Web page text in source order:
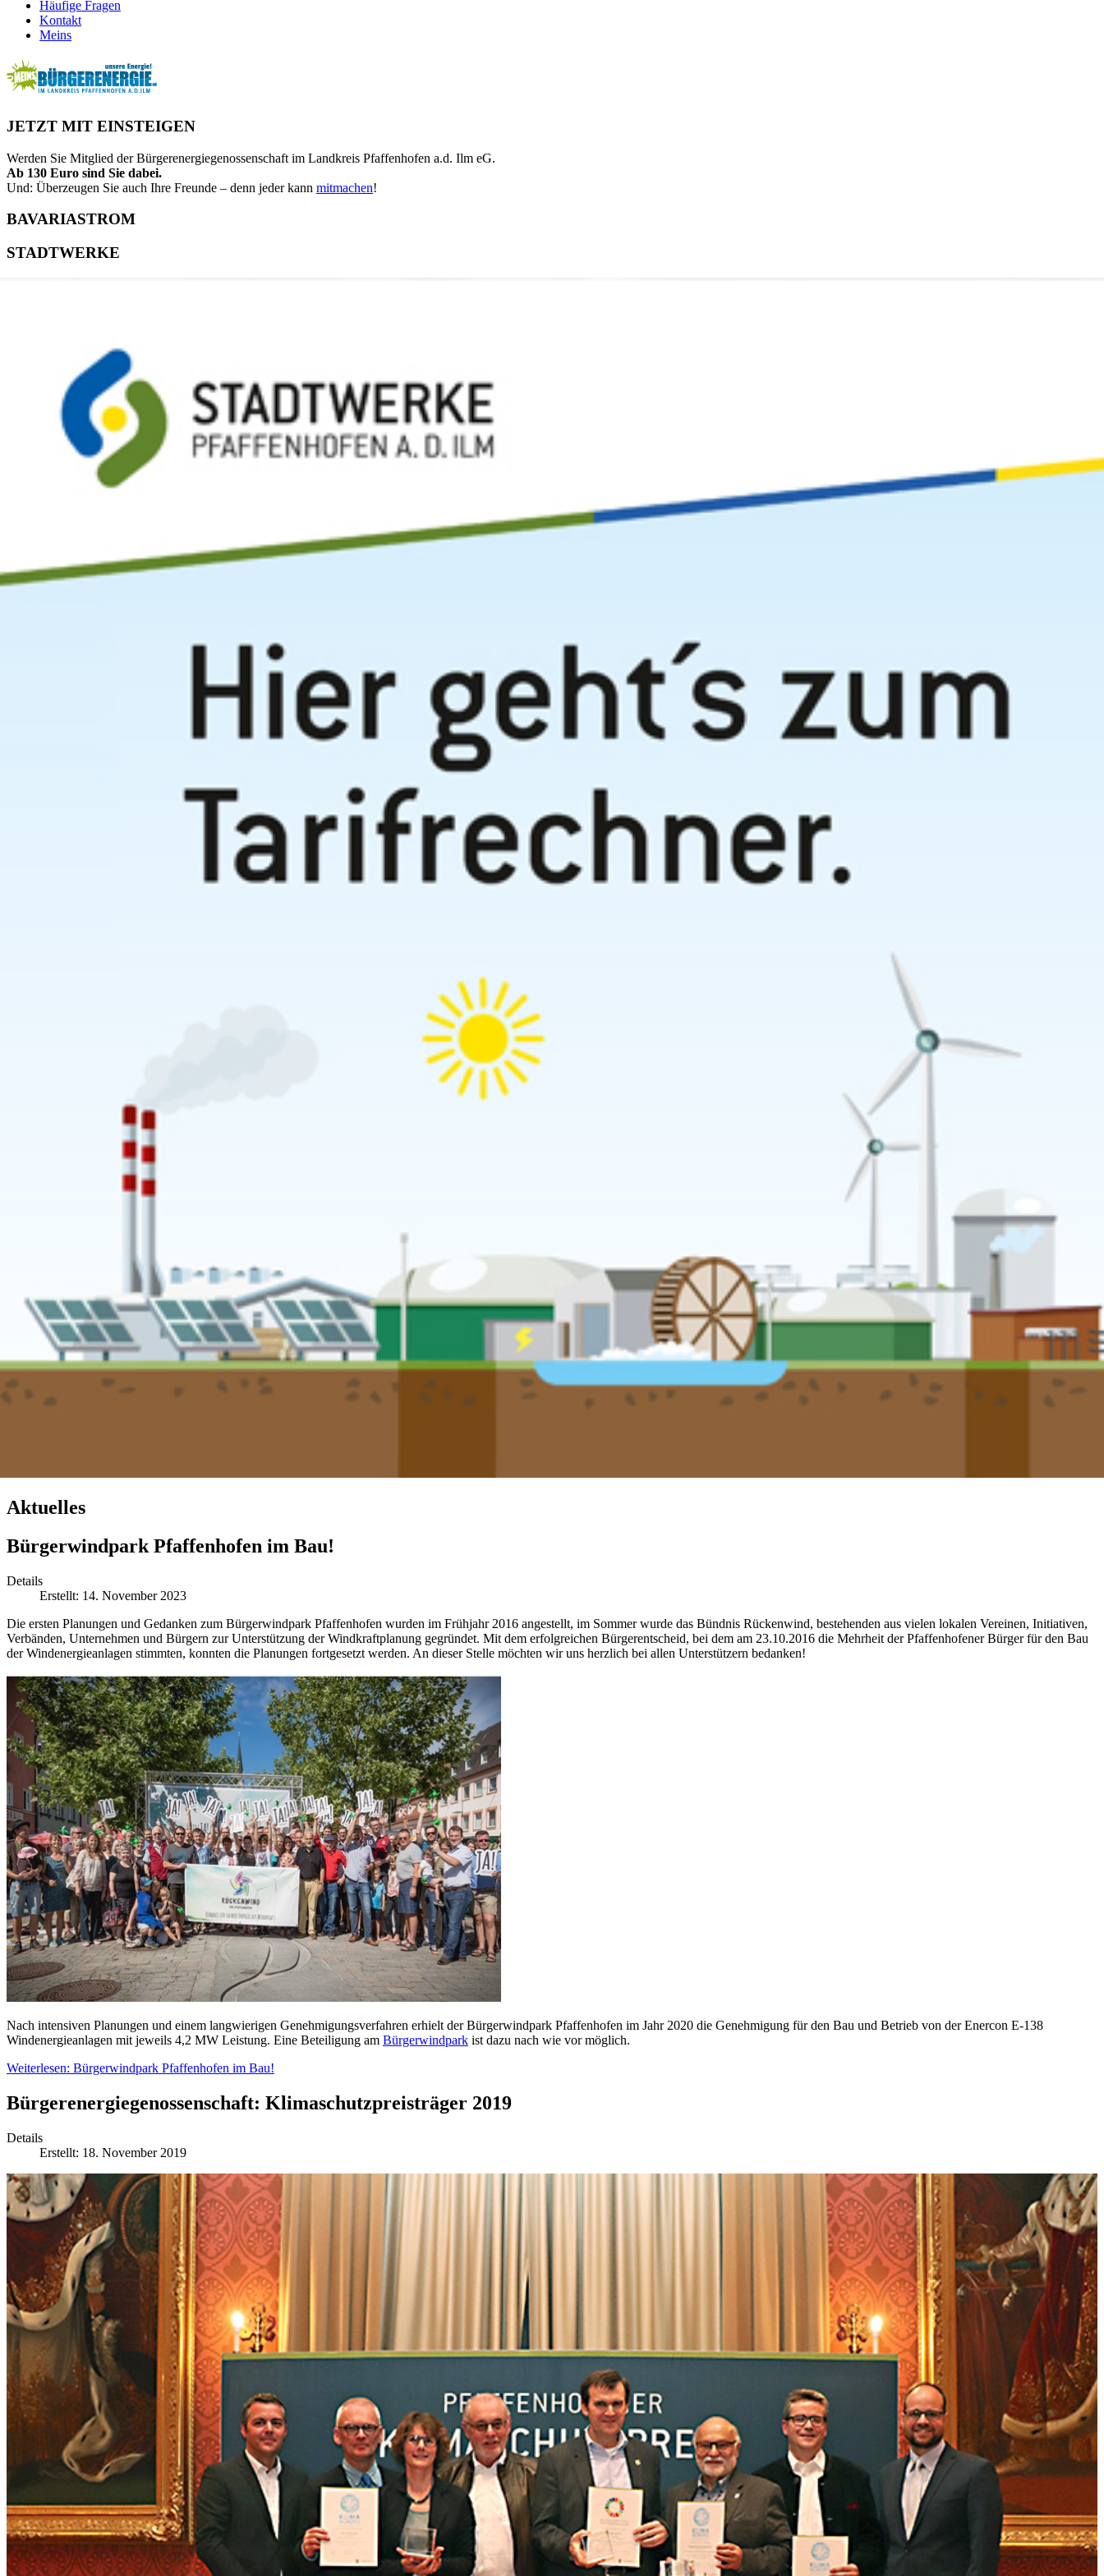
Häufige Fragen
Kontakt
Meins
JETZT MIT EINSTEIGEN
Werden Sie Mitglied der Bürgerenergiegenossenschaft im Landkreis Pfaffenhofen a.d. Ilm eG.
Ab 130 Euro sind Sie dabei.
Und: Überzeugen Sie auch Ihre Freunde – denn jeder kann mitmachen!
BAVARIASTROM
STADTWERKE
Aktuelles
Bürgerwindpark Pfaffenhofen im Bau!
Details
Erstellt: 14. November 2023
Die ersten Planungen und Gedanken zum Bürgerwindpark Pfaffenhofen wurden im Frühjahr 2016 angestellt, im Sommer wurde das Bündnis Rückenwind, bestehenden aus vielen lokalen Vereinen, Initiativen,
Verbänden, Unternehmen und Bürgern zur Unterstützung der Windkraftplanung gegründet. Mit dem erfolgreichen Bürgerentscheid, bei dem am 23.10.2016 die Mehrheit der Pfaffenhofener Bürger für den Bau
der Windenergieanlagen stimmten, konnten die Planungen fortgesetzt werden. An dieser Stelle möchten wir uns herzlich bei allen Unterstützern bedanken!
Nach intensiven Planungen und einem langwierigen Genehmigungsverfahren erhielt der Bürgerwindpark Pfaffenhofen im Jahr 2020 die Genehmigung für den Bau und Betrieb von der Enercon E-138
Windenergieanlagen mit jeweils 4,2 MW Leistung. Eine Beteiligung am Bürgerwindpark ist dazu nach wie vor möglich.
Weiterlesen: Bürgerwindpark Pfaffenhofen im Bau!
Bürgerenergiegenossenschaft: Klimaschutzpreisträger 2019
Details
Erstellt: 18. November 2019